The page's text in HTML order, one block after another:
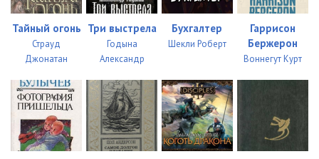
Тайный огонь
Страуд
Джонатан
Три выстрела
Годына
Александр
Бухгалтер
Шекли Роберт
Гаррисон
Бержерон
Воннегут Курт